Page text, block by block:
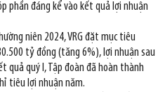
phần đáng kể vào kết quả lợi nhuận
niên 2024, VRG đặt mục tiêu
tỷ đồng (tăng 6%), lợi nhuận sau
quả quý I, Tập đoàn đã hoàn thành
tiêu lợi nhuận năm.